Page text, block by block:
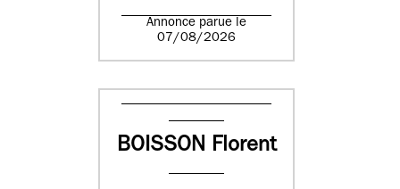
Annonce parue le
07/08/2026
BOISSON Florent